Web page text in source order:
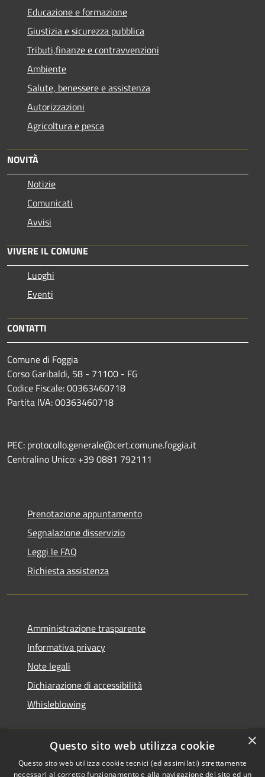
Educazione e formazione
Giustizia e sicurezza pubblica
Tributi,finanze e contravvenzioni
Ambiente
Salute, benessere e assistenza
Autorizzazioni
Agricoltura e pesca
NOVITÀ
Notizie
Comunicati
Avvisi
VIVERE IL COMUNE
Luoghi
Eventi
CONTATTI
Comune di Foggia
Corso Garibaldi, 58 - 71100 - FG
Codice Fiscale: 00363460718
Partita IVA: 00363460718
PEC: protocollo.generale@cert.comune.foggia.it
Centralino Unico: +39 0881 792111
Prenotazione appuntamento
Segnalazione disservizio
Leggi le FAQ
Richiesta assistenza
Amministrazione trasparente
Informativa privacy
Note legali
Dichiarazione di accessibilità
Whisleblowing
RSS
Copyright © 2026 • Comune di
×
Questo sito web utilizza cookie
Questo sito web utilizza cookie tecnici (ed assimilati) strettamente
necessari al corretto funzionamento e alla navigazione del sito ed un